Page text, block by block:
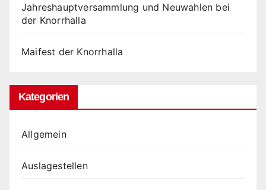
Jahreshauptversammlung und Neuwahlen bei
der Knorrhalla
Maifest der Knorrhalla
Kategorien
Allgemein
Auslagestellen